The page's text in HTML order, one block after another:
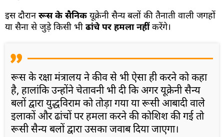
इस दौरानरूस के सैनिक यूक्रेनी सैन्य बलों की तैनाती वाली जगहों
या सैना से जुड़े किसी भी ढांचे पर हमला नहींकरेंगे।
रूस के रक्षा मंत्रालय ने कीव से भी ऐसा ही करने को कहा
है, हालांकि उन्होंने चेतावनी भी दी कि अगर यूक्रेनी सैन्य
बलों द्वारा युद्धविराम को तोड़ा गया या रूसी आबादी वाले
इलाकों और ढांचों पर हमला करने की कोशिश की गई तो
रूसी सैन्य बलों द्वारा उसका जवाब दिया जाएगा।